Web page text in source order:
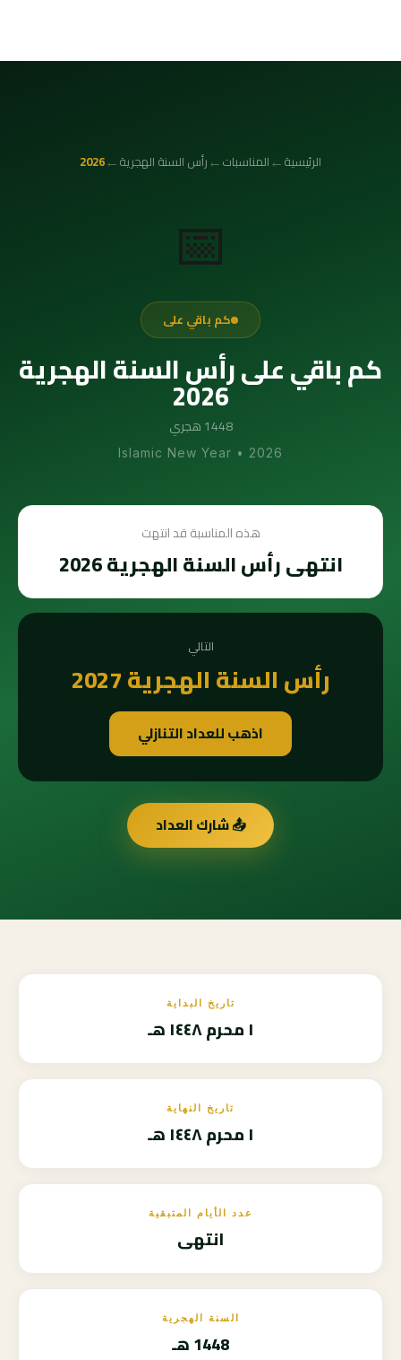
الرئيسية←المناسبات←رأس السنة الهجرية←
2026
📅
كم باقي على
كم باقي على رأس السنة الهجرية
2026
1448 هجري
Islamic New Year • 2026
هذه المناسبة قد انتهت
انتهى رأس السنة الهجرية 2026
التالي
رأس السنة الهجرية 2027
اذهب للعداد التنازلي
📤 شارك العداد
تاريخ البداية
١ محرم ١٤٤٨ هـ
تاريخ النهاية
١ محرم ١٤٤٨ هـ
عدد الأيام المتبقية
انتهى
السنة الهجرية
1448 هـ